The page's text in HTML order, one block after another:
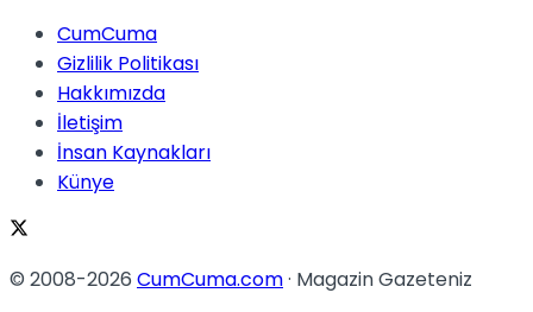
CumCuma
Gizlilik Politikası
Hakkımızda
İletişim
İnsan Kaynakları
Künye
© 2008-2026 CumCuma.com· Magazin Gazeteniz